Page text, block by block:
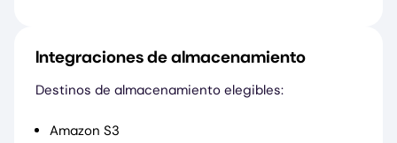
Integraciones de almacenamiento
Destinos de almacenamiento elegibles:
Amazon S3